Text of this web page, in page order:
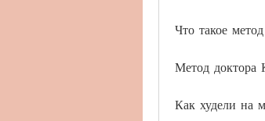
Что такое
Метод доктора
Как худели на